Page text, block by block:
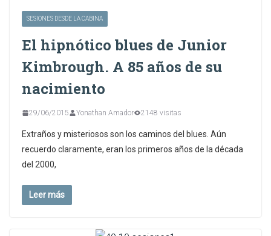
SESIONES DESDE LA CABINA
El hipnótico blues de Junior
Kimbrough. A 85 años de su
nacimiento
29/06/2015 Yonathan Amador 2148 visitas
Extraños y misteriosos son los caminos del blues. Aún
recuerdo claramente, eran los primeros años de la década
del 2000,
Leer más